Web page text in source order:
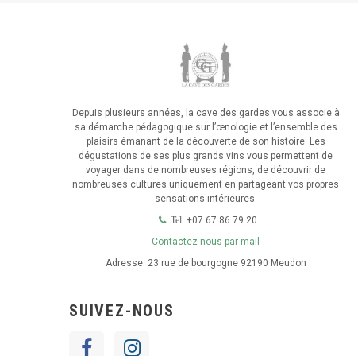
Depuis plusieurs années, la cave des gardes vous associe à
sa démarche pédagogique sur l’œnologie et l’ensemble des
plaisirs émanant de la découverte de son histoire. Les
dégustations de ses plus grands vins vous permettent de
voyager dans de nombreuses régions, de découvrir de
nombreuses cultures uniquement en partageant vos propres
sensations intérieures.
Tel:+07 67 86 79 20
Contactez-nous par mail
Adresse: 23 rue de bourgogne 92190 Meudon
SUIVEZ-NOUS